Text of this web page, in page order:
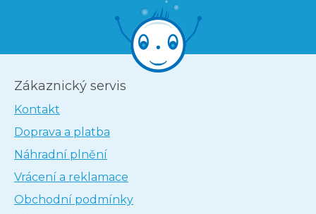
Zákaznický servis
Kontakt
Doprava a platba
Náhradní plnění
Vrácení a reklamace
Obchodní podmínky